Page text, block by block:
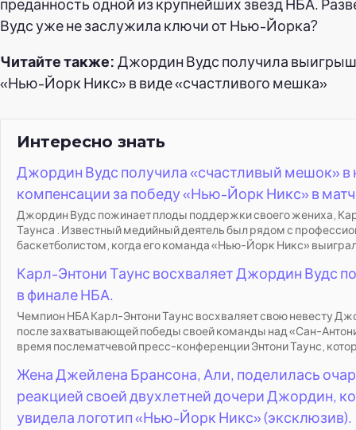
преданность одной из крупнейших звезд НБА.
Вудс уже не заслужила ключи от Нью-Йорка?
Читайте также: Джордин Вудс получила выигрыш
«Нью-Йорк Никс» в виде «счастливого мешка»
Интересно знать
Джордин Вудс получила «счастливый мешок» в
компенсации за победу «Нью-Йорк Никс» в
Джордин Вудс пожинает плоды поддержки своего жениха,
Таунса . Известный медийный деятель был рядом с
баскетболистом, когда его команда «Нью-Йорк Никс»
Карл-Энтони Таунс восхваляет Джордин Вудс
в финале НБА.
Чемпион НБА Карл-Энтони Таунс восхваляет свою невесту
после захватывающей победы своей команды над «Сан-
время послематчевой пресс-конференции Энтони Таунс,
Жена Джейлена Брансона, Али, поделилась
реакцией своей двухлетней дочери Джордин,
увидела логотип «Нью-Йорк Никс» (эксклюзив).